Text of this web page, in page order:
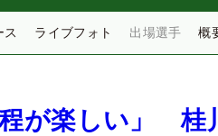
ス ライブフォト 出場選手 概
が楽しい」 桂